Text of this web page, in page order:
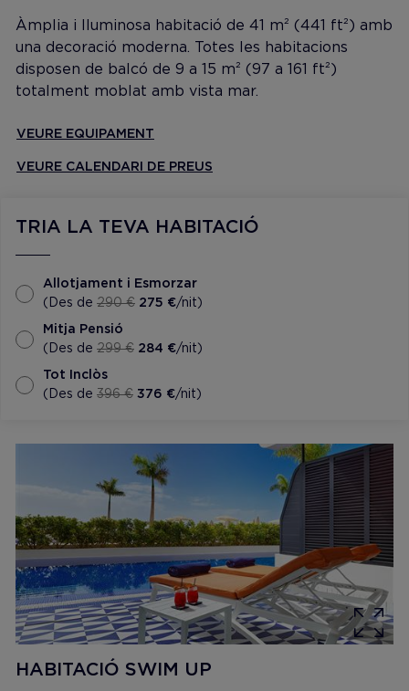
Àmplia i lluminosa habitació de 41 m² (441 ft²) amb
una decoració moderna. Totes les habitacions
disposen de balcó de 9 a 15 m² (97 a 161 ft²)
totalment moblat amb vista mar.
VEURE EQUIPAMENT
VEURE CALENDARI DE PREUS
TRIA LA TEVA HABITACIÓ
Allotjament i Esmorzar
(Des de 290 € 275 €/nit)
Mitja Pensió
(Des de 299 € 284 €/nit)
Tot Inclòs
(Des de 396 € 376 €/nit)
HABITACIÓ SWIM UP